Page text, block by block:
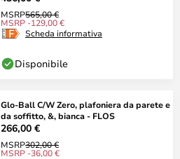
MSRP565,00 €
MSRP -129,00 €
Scheda informativa
Disponibile
Glo-Ball C/W Zero, plafoniera da parete e
da soffitto, &, bianca - FLOS
266,00 €
MSRP302,00 €
MSRP -36,00 €